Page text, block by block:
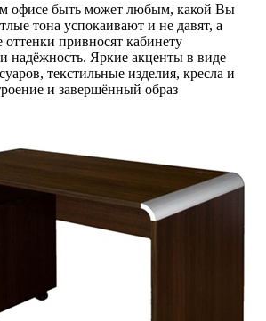
офисе быть может любым, какой Вы
тона успокаивают и не давят, а
привносят кабинету
и надёжность. Яркие акценты в виде
текстильные изделия, кресла и
и завершённый образ